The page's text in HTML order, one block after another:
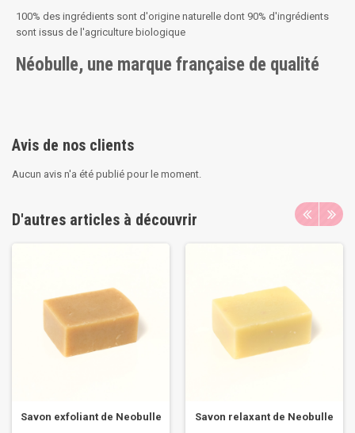
100% des ingrédients sont d'origine naturelle dont 90% d'ingrédients
sont issus de l'agriculture biologique
Néobulle, une marque française de qualité
Avis de nos clients
Aucun avis n'a été publié pour le moment.
D'autres articles à découvrir
Savon exfoliant de Neobulle Savon relaxant de Neobulle